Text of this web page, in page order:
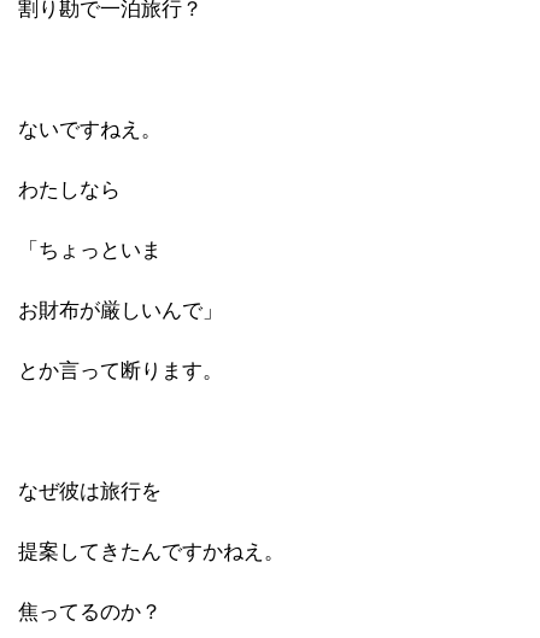
割り勘で一泊旅行？
ないですねえ。
わたしなら
「ちょっといま
お財布が厳しいんで」
とか言って断ります。
なぜ彼は旅行を
提案してきたんですかねえ。
焦ってるのか？